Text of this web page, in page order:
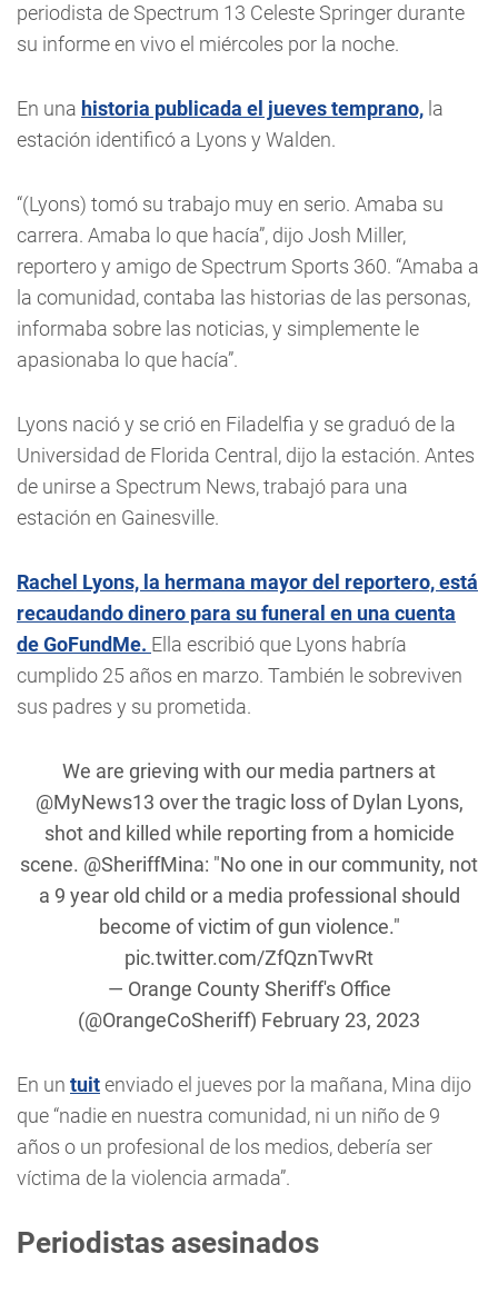
periodista de Spectrum 13 Celeste Springer durante
su informe en vivo el miércoles por la noche.
En una historia publicada el jueves temprano, la
estación identificó a Lyons y Walden.
“(Lyons) tomó su trabajo muy en serio. Amaba su
carrera. Amaba lo que hacía”, dijo Josh Miller,
reportero y amigo de Spectrum Sports 360. “Amaba a
la comunidad, contaba las historias de las personas,
informaba sobre las noticias, y simplemente le
apasionaba lo que hacía”.
Lyons nació y se crió en Filadelfia y se graduó de la
Universidad de Florida Central, dijo la estación. Antes
de unirse a Spectrum News, trabajó para una
estación en Gainesville.
Rachel Lyons, la hermana mayor del reportero, está
recaudando dinero para su funeral en una cuenta
de GoFundMe. Ella escribió que Lyons habría
cumplido 25 años en marzo. También le sobreviven
sus padres y su prometida.
We are grieving with our media partners at
@MyNews13 over the tragic loss of Dylan Lyons,
shot and killed while reporting from a homicide
scene. @SheriffMina: "No one in our community, not
a 9 year old child or a media professional should
become of victim of gun violence."
pic.twitter.com/ZfQznTwvRt
— Orange County Sheriff's Office
(@OrangeCoSheriff) February 23, 2023
En un tuitenviado el jueves por la mañana, Mina dijo
que “nadie en nuestra comunidad, ni un niño de 9
años o un profesional de los medios, debería ser
víctima de la violencia armada”.
Periodistas asesinados